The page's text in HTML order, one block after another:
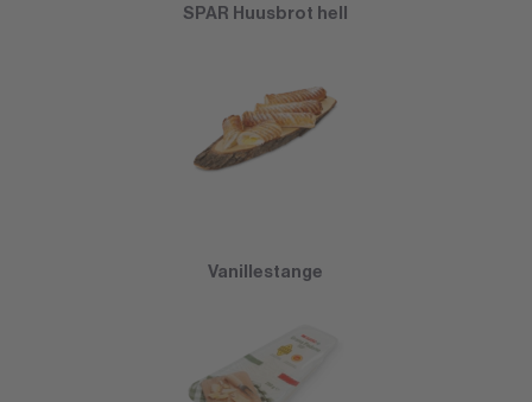
SPAR Huusbrot hell
Vanillestange